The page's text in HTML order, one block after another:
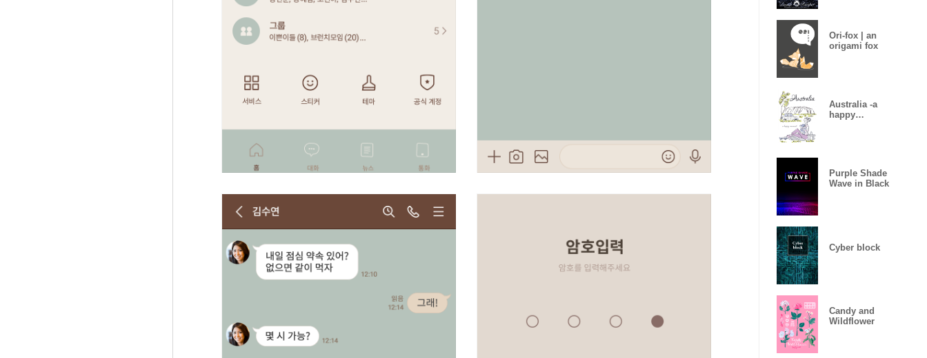
Ori-fox | an
origami fox
Australia -a
happy
Purple Shade
Wave in Black
Cyber block
Candy and
Wildflower